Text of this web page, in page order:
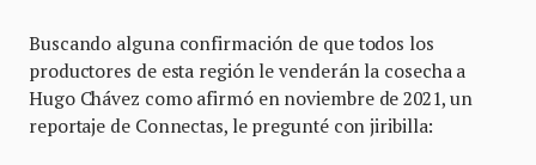
Buscando alguna confirmación de que todos los
productores de esta región le venderán la cosecha a
Hugo Chávez como afirmó en noviembre de 2021, un
reportaje de Connectas, le pregunté con jiribilla: